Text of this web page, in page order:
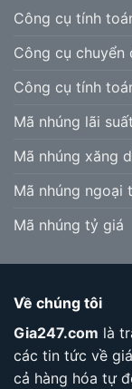
Công cụ tính
Công cụ chuyển
Công cụ tính
Mã nhúng lãi suất
Mã nhúng xăng
Mã nhúng ngoại
Mã nhúng tỷ giá
Về chúng tôi
Gia247.com là
các tin tức về
cả hàng hóa tự